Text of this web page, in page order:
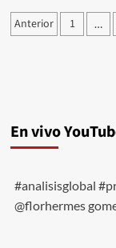
colombianas,
buscan
Anterior 1 …
En vivo
#analisisglobal
@florhermes